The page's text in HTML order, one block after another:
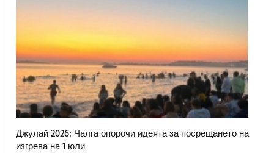
Джулай 2026: Чалга опорочи идеята за посрещането на
изгрева на 1 юли